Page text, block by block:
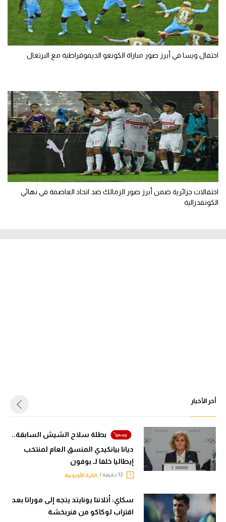
احتفال ويسا في أبرز صور مباراة الكونغو الديموقراطية مع البرتغال
احتفالات جزائرية ضمن أبرز صور الزمالك ضد اتحاد العاصمة في نهائي
الكونفدرالية
أخر الأخبار
بطلة سلاح الشيش السابقة..
ديانا بيانكيدي المنسق العام لمنتخب
إيطاليا خلفا لـ بوفون
الكرة الأوروبية
سكاي: أتلانتا يونايتد يتجه إلى موراتا بعد
اقتراب لوكاكو من فنربخشة